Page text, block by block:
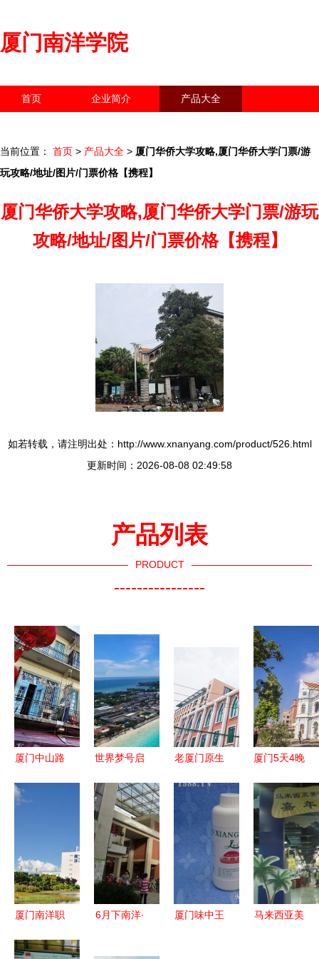
厦门南洋学院
首页 企业简介 产品大全
当前位置： 首页 > 产品大全 > 厦门华侨大学攻略,厦门华侨大学门票/游
玩攻略/地址/图片/门票价格【携程】
厦门华侨大学攻略,厦门华侨大学门票/游玩
攻略/地址/图片/门票价格【携程】
如若转载，请注明出处：http://www.xnanyang.com/product/526.html
更新时间：2026-08-08 02:49:58
产品列表
PRODUCT
----------------
厦门中山路
洋风情的历
世界梦号启
篇，免费升
舱与买一送
一引爆厦门
南洋市场
老厦门原生
游 沙坡尾
渔港至闽南
茶桌仔的南
洋风情探索
厦门5天4晚
攻略 玩转
鹭岛，体验
南洋文化魅
力
厦门南洋职
6月下南洋·
厦门味中王
马来西亚美